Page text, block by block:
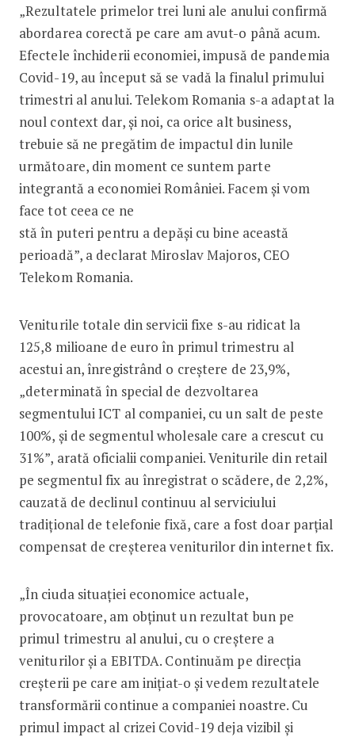
„Rezultatele primelor trei luni ale anului confirmă
abordarea corectă pe care am avut-o până acum.
Efectele închiderii economiei, impusă de pandemia
Covid-19, au început să se vadă la finalul primului
trimestri al anului. Telekom Romania s-a adaptat la
noul context dar, şi noi, ca orice alt business,
trebuie să ne pregătim de impactul din lunile
următoare, din moment ce suntem parte
integrantă a economiei României. Facem şi vom
face tot ceea ce ne
stă în puteri pentru a depăși cu bine această
perioadă”, a declarat Miroslav Majoros, CEO
Telekom Romania.
Veniturile totale din servicii fixe s-au ridicat la
125,8 milioane de euro în primul trimestru al
acestui an, înregistrând o creștere de 23,9%,
„determinată în special de dezvoltarea
segmentului ICT al companiei, cu un salt de peste
100%, şi de segmentul wholesale care a crescut cu
31%”, arată oficialii companiei. Veniturile din retail
pe segmentul fix au înregistrat o scădere, de 2,2%,
cauzată de declinul continuu al serviciului
tradițional de telefonie fixă, care a fost doar parţial
compensat de creșterea veniturilor din internet fix.
„În ciuda situaţiei economice actuale,
provocatoare, am obţinut un rezultat bun pe
primul trimestru al anului, cu o creştere a
veniturilor şi a EBITDA. Continuăm pe direcţia
creşterii pe care am iniţiat-o şi vedem rezultatele
transformării continue a companiei noastre. Cu
primul impact al crizei Covid-19 deja vizibil şi